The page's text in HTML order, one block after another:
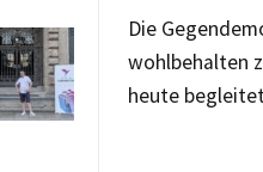
Die
wohlbehalten
heute